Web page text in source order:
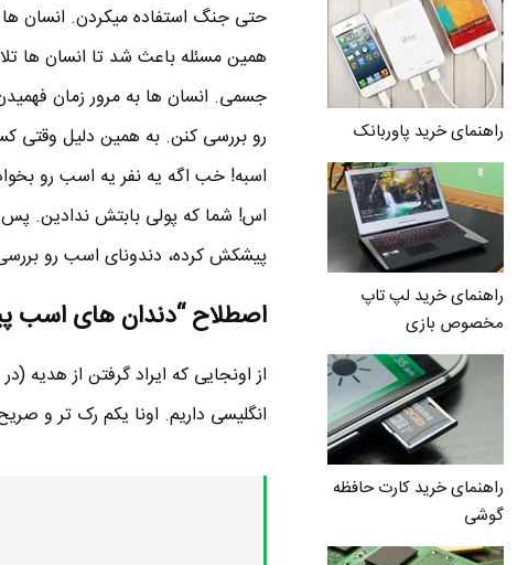
راهنمای خرید پاوربانک
راهنمای خرید لپ تاپ
مخصوص بازی
راهنمای خرید کارت حافظه
گوشی
حتی جنگ استفاده میکردن. انسان
همین مسئله باعث شد تا انسان ها
جسمی. انسان ها به مرور زمان
رو بررسی کنن. به همین دلیل وقتی
اسبه! خب اگه یه نفر یه اسب رو
اس! شما که پولی بابتش ندادین.
پیشکش کرده، دندونای اسب رو
اصطلاح “دندان های اسب
از اونجایی که ایراد گرفتن از هدیه
انگلیسی داریم. اونا یکم رک تر و